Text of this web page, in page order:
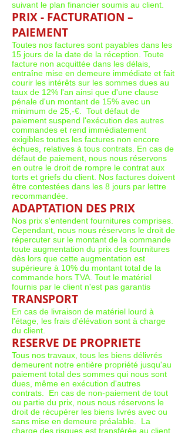
suivant le plan financier soumis au client.
PRIX - FACTURATION –
PAIEMENT
Toutes nos factures sont payables dans les
15 jours de la date de la réception. Toute
facture non acquittée dans les délais,
entraîne mise en demeure immédiate et fait
courir les intérêts sur les sommes dues au
taux de 12% l'an ainsi que d'une clause
pénale d'un montant de 15% avec un
minimum de 25,-€. Tout défaut de
paiement suspend l'exécution des autres
commandes et rend immédiatement
exigibles toutes les factures non encore
échues, relatives à tous contrats. En cas de
défaut de paiement, nous nous réservons
en outre le droit de rompre le contrat aux
torts et griefs du client. Nos factures doivent
être contestées dans les 8 jours par lettre
recommandée.
ADAPTATION DES PRIX
Nos prix s'entendent fournitures comprises.
Cependant, nous nous réservons le droit de
répercuter sur le montant de la commande
toute augmentation du prix des fournitures
dès lors que cette augmentation est
supérieure à 10% du montant total de la
commande hors TVA. Tout le matériel
fournis par le client n'est pas garantis
TRANSPORT
En cas de livraison de matériel lourd à
l'étage, les frais d'élévation sont à charge
du client.
RESERVE DE PROPRIETE
Tous nos travaux, tous les biens délivrés
demeurent notre entière propriété jusqu'au
paiement total des sommes qui nous sont
dues, même en exécution d'autres
contrats. En cas de non-paiement de tout
ou partie du prix, nous nous réservons le
droit de récupérer les biens livrés avec ou
sans mise en demeure préalable. La
charge des risques est transférée au client